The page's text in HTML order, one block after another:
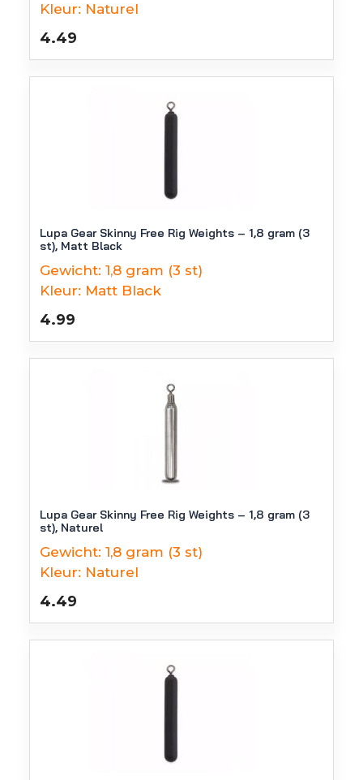
Kleur: Naturel
4.49
Lupa Gear Skinny Free Rig Weights – 1,8 gram (3
st), Matt Black
Gewicht: 1,8 gram (3 st)
Kleur: Matt Black
4.99
Lupa Gear Skinny Free Rig Weights – 1,8 gram (3
st), Naturel
Gewicht: 1,8 gram (3 st)
Kleur: Naturel
4.49